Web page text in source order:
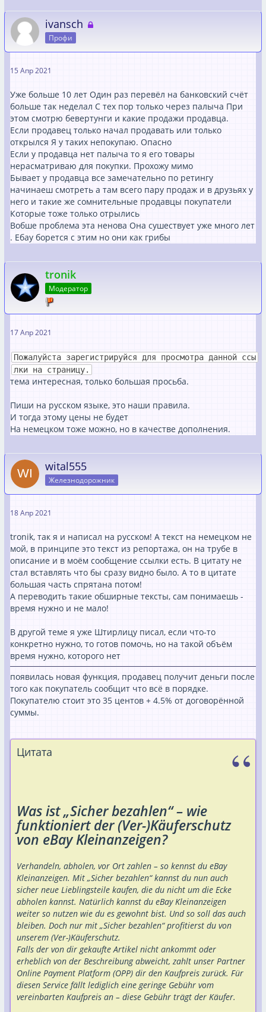
ivansch
Профи
15 Апр 2021
Уже больше 10 лет Один раз перевёл на банковский счёт
больше так неделал С тех пор только через палыча При
этом смотрю бевертунги и какие продажи продавца.
Если продавец только начал продавать или только
открылся Я у таких непокупаю. Опасно
Если у продавца нет палыча то я его товары
нерасматриваю для покупки. Прохожу мимо
Бывает у продавца все замечательно по ретингу
начинаеш смотреть а там всего пару продаж и в друзьях у
него и такие же сомнительные продавцы покупатели
Которые тоже только отрылись
Вобше проблема эта ненова Она сушествует уже много лет
. Ебау борется с этим но они как грибы
tronik
Модератор
17 Апр 2021
Пожалуйста зарегистрируйся для просмотра данной ссы
лки на страницу.
тема интересная, только большая просьба.
Пиши на русском языке, это наши правила.
И тогда этому цены не будет
На немецком тоже можно, но в качестве дополнения.
wital555
Железнодорожник
18 Апр 2021
tronik, так я и написал на русском! А текст на немецком не
мой, в принципе это текст из репортажа, он на трубе в
описание и в моём сообщение ссылки есть. В цитату не
стал вставлять что бы сразу видно было. А то в цитате
большая часть спрятана потом!
А переводить такие обширные тексты, сам понимаешь -
время нужно и не мало!
В другой теме я уже Штирлицу писал, если что-то
конкретно нужно, то готов помочь, но на такой объём
время нужно, которого нет
появилась новая функция, продавец получит деньги после
того как покупатель сообщит что всё в порядке.
Покупателю стоит это 35 центов + 4.5% от договорённой
суммы.
Цитата
Was ist „Sicher bezahlen“ – wie
funktioniert der (Ver-)Käuferschutz
von eBay Kleinanzeigen?
Verhandeln, abholen, vor Ort zahlen – so kennst du eBay
Kleinanzeigen. Mit „Sicher bezahlen“ kannst du nun auch
sicher neue Lieblingsteile kaufen, die du nicht um die Ecke
abholen kannst. Natürlich kannst du eBay Kleinanzeigen
weiter so nutzen wie du es gewohnt bist. Und so soll das auch
bleiben. Doch nur mit „Sicher bezahlen“ profitierst du von
unserem (Ver-)Käuferschutz.
Falls der von dir gekaufte Artikel nicht ankommt oder
erheblich von der Beschreibung abweicht, zahlt unser Partner
Online Payment Platform (OPP) dir den Kaufpreis zurück. Für
diesen Service fällt lediglich eine geringe Gebühr vom
vereinbarten Kaufpreis an – diese Gebühr trägt der Käufer.